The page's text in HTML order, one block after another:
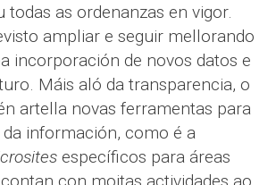
as ordenanzas en vigor.
ampliar e seguir mellorando
incorporación de novos datos e
Máis aló da transparencia, o
artella novas ferramentas para
información, como é a
específicos para áreas
con moitas actividades ao